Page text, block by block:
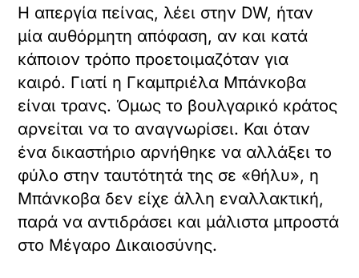
Η απεργία πείνας, λέει στην DW, ήταν
μία αυθόρμητη απόφαση, αν και κατά
κάποιον τρόπο προετοιμαζόταν για
καιρό. Γιατί η Γκαμπριέλα Μπάνκοβα
είναι τρανς. Όμως το βουλγαρικό κράτος
αρνείται να το αναγνωρίσει. Και όταν
ένα δικαστήριο αρνήθηκε να αλλάξει το
φύλο στην ταυτότητά της σε «θήλυ», η
Μπάνκοβα δεν είχε άλλη εναλλακτική,
παρά να αντιδράσει και μάλιστα μπροστά
στο Μέγαρο Δικαιοσύνης.